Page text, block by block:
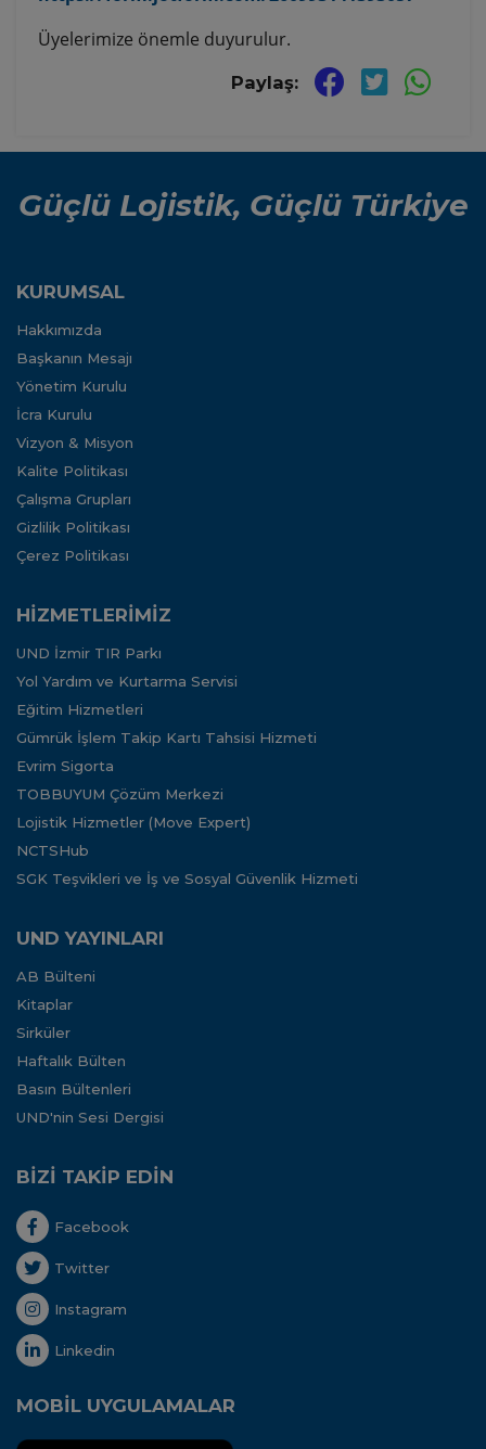
Üyelerimize önemle duyurulur.
Paylaş:
Güçlü Lojistik, Güçlü Türkiye
KURUMSAL
Hakkımızda
Başkanın Mesajı
Yönetim Kurulu
İcra Kurulu
Vizyon & Misyon
Kalite Politikası
Çalışma Grupları
Gizlilik Politikası
Çerez Politikası
HİZMETLERİMİZ
UND İzmir TIR Parkı
Yol Yardım ve Kurtarma Servisi
Eğitim Hizmetleri
Gümrük İşlem Takip Kartı Tahsisi Hizmeti
Evrim Sigorta
TOBBUYUM Çözüm Merkezi
Lojistik Hizmetler (Move Expert)
NCTSHub
SGK Teşvikleri ve İş ve Sosyal Güvenlik Hizmeti
UND YAYINLARI
AB Bülteni
Kitaplar
Sirküler
Haftalık Bülten
Basın Bültenleri
UND'nin Sesi Dergisi
BİZİ TAKİP EDİN
Facebook
Twitter
Instagram
Linkedin
MOBİL UYGULAMALAR